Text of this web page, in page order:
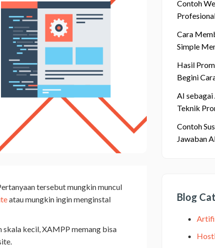
tersebut mungkin muncul
atau mungkin ingin menginstal
kecil, XAMPP memang bisa
Contoh
Cara
Simple
Hasil
Begini
AI
Teknik
Contoh
Jawaban
Blog